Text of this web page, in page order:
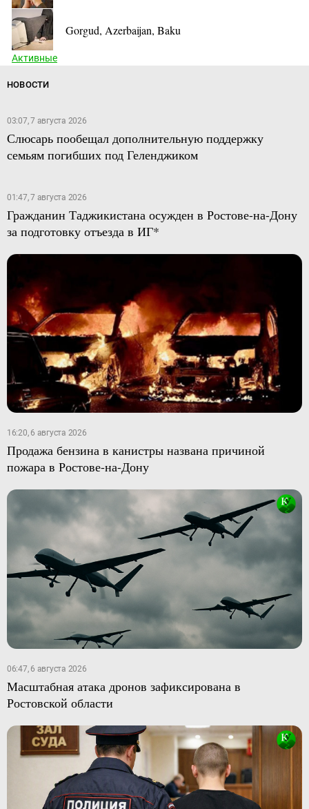
Gorgud, Azerbaijan, Baku
Активные
НОВОСТИ
03:07, 7 августа 2026
Слюсарь пообещал дополнительную поддержку
семьям погибших под Геленджиком
01:47, 7 августа 2026
Гражданин Таджикистана осужден в Ростове-на-Дону
за подготовку отъезда в ИГ*
16:20, 6 августа 2026
Продажа бензина в канистры названа причиной
пожара в Ростове-на-Дону
06:47, 6 августа 2026
Масштабная атака дронов зафиксирована в
Ростовской области